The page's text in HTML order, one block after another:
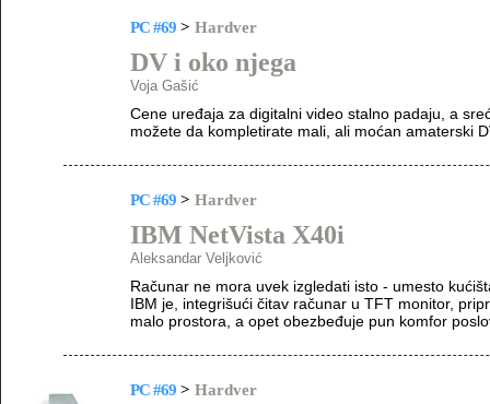
PC #69 > Hardver
DV i oko njega
Voja Gašić
Cene uređaja za digitalni video stalno padaju, a
možete da kompletirate mali, ali moćan amaterski
PC #69 > Hardver
IBM NetVista X40i
Aleksandar Veljković
Računar ne mora uvek izgledati isto - umesto
IBM je, integrišući čitav računar u TFT monitor,
malo prostora, a opet obezbeđuje pun komfor
PC #69 > Hardver